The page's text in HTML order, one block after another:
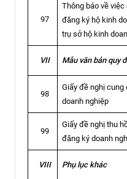
97
Thông báo về
đăng ký hộ kinh
trụ sở hộ kinh
VII Mẫu văn bản quy
98
Giấy đề nghị
doanh nghiệp
99
Giấy đề nghị thu
đăng ký doanh
VIII Phụ lục khác